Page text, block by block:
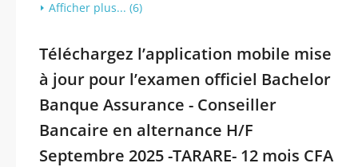
Afficher plus... (6)
Téléchargez l’application mobile mise
à jour pour l’examen officiel Bachelor
Banque Assurance - Conseiller
Bancaire en alternance H/F
Septembre 2025 -TARARE- 12 mois CFA